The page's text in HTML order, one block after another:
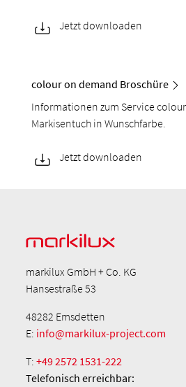
Jetzt downloaden
colour on demand Broschüre
Informationen zum Service
Markisentuch in Wunschfarbe.
Jetzt downloaden
markilux GmbH + Co. KG
Hansestraße 53
48282 Emsdetten
E: info@markilux-project.com
T:+49 2572 1531-222
Telefonisch erreichbar: